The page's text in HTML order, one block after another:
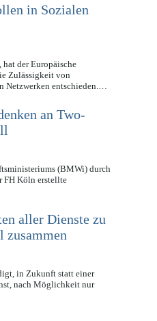
in Sozialen
der Europäische
Zulässigkeit von
an Two-
(BMWi) durch
Köln erstellte
aller Dienste zu
in Zukunft statt einer
nach Möglichkeit nur